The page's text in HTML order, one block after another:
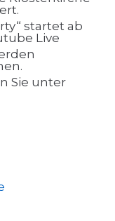
startet ab
Live
Sie unter